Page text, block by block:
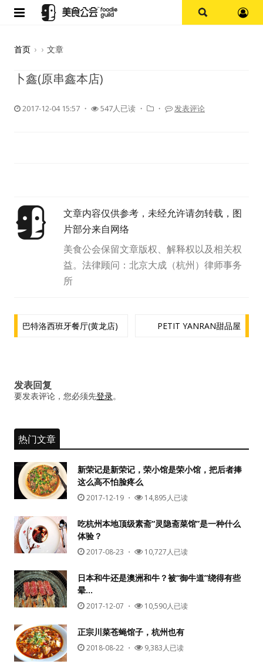
美食杂谈
资讯
信息发布
首页 › › 文章
卜鑫(原串鑫本店)
2017-12-04 15:57 ・ 547人已读 ・ ・ 发表评论
文章内容仅供参考，未经允许请勿转载，图
片部分来自网络
美食公会保留文章版权、解释权以及相关权
益。法律顾问：北京大成（杭州）律师事务
所
章
巴特洛西班牙餐厅(黄龙店) PETIT YANRAN甜品屋
发表回复
要发表评论，您必须先登录。
热门文章
新荣记是新荣记，荣小馆是荣小馆，把后者捧
这么高不怕脸疼么
2017-12-19 ・ 14,895人已读
吃杭州本地顶级素斋“灵隐斋菜馆”是一种什么
体验？
2017-08-23 ・ 10,727人已读
日本和牛还是澳洲和牛？被“御牛道”绕得有些
晕…
2017-12-07 ・ 10,590人已读
正宗川菜苍蝇馆子，杭州也有
2018-08-22 ・ 9,383人已读